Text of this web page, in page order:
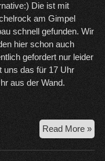
Die ist mit
am Gimpel
schnell gefunden. Wir
hier schon auch
gefordert nur leider
uns das für 17 Uhr
aus der Wand.
Read More »27.
5.